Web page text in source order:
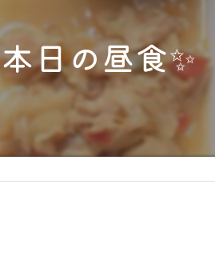
本日の昼食✨